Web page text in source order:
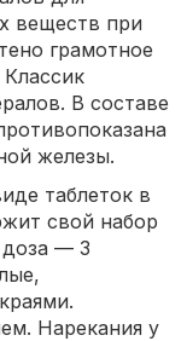
веществ при
грамотное
В составе
железы.
таблеток в
свой набор
доза — 3
Нарекания у